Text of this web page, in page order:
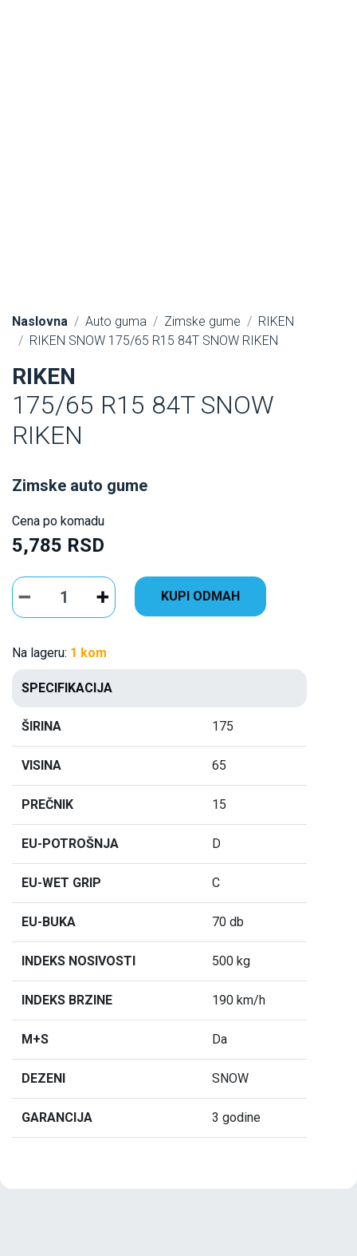
Naslovna Auto guma Zimske gume
RIKEN
RIKEN SNOW 175/65 R15 84T SNOW RIKEN
RIKEN
175/65 R15 84T SNOW
RIKEN
Zimske auto gume
Cena po komadu
5,785 RSD
KUPI ODMAH
Na lageru: 1 kom
SPECIFIKACIJA
ŠIRINA 175
VISINA 65
PREČNIK 15
EU-POTROŠNJA D
EU-WET GRIP C
EU-BUKA 70 db
INDEKS NOSIVOSTI 500 kg
INDEKS BRZINE 190 km/h
M+S Da
DEZENI SNOW
GARANCIJA 3 godine